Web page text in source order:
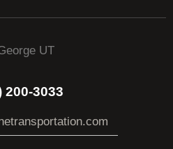
UT
200-3033